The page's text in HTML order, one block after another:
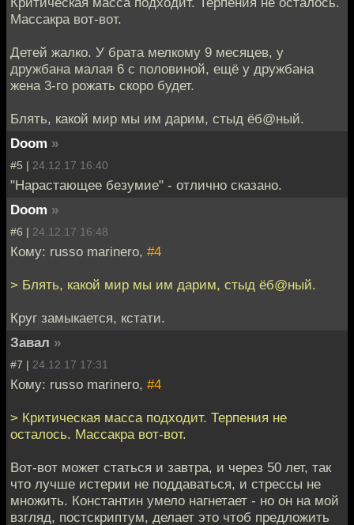
Массакра вот-вот.
Детей жалко. У брата мелкому 9 месяцев, у
дружбана малая 6 с половиной, ещё у дружбана
жена 3-го рожать скоро будет.
Блять, какой мир мы им дарим, стыд ёб@ный.
Doom »
#5 | 24.12.17 16:40
"Нарастающее безумие" - отлично сказано.
Doom »
#6 | 24.12.17 16:48
Кому: russo marinero, #4
> Блять, какой мир мы им дарим, стыд ёб@ный.
Круг замыкается, кстати.
Завал »
#7 | 24.12.17 17:31
Кому: russo marinero, #4
> Критическая масса подходит. Терпения не
осталось. Массакра вот-вот.
Вот-вот может статься и завтра, и через 50 лет, так
что лучше истерии не поддаваться, и стрессы не
множить. Константин умело нагнетает - но он на мой
взгляд, постскриптум, делает это чтоб предложить